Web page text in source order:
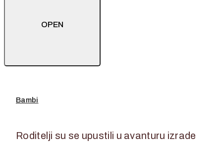
OPEN
Bambi
Roditelji su se upustili u avanturu izrade